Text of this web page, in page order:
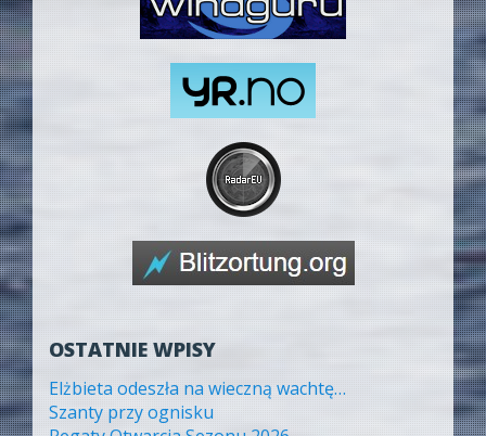
OSTATNIE WPISY
Elżbieta odeszła na wieczną wachtę…
Szanty przy ognisku